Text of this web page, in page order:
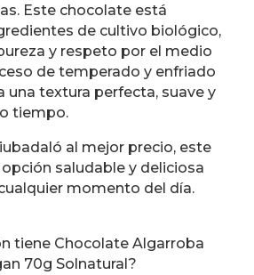
Este chocolate está
de cultivo biológico,
y respeto por el medio
de temperado y enfriado
una textura perfecta, suave y
tiempo.
al mejor precio, este
saludable y deliciosa
momento del día.
tiene Chocolate Algarroba
70g Solnatural?